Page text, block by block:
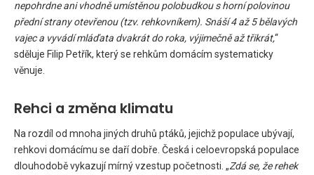
nepohrdne ani vhodně umístěnou polobudkou s horní polovinou
přední strany otevřenou (tzv. rehkovníkem). Snáší 4 až 5 bělavých
vajec a vyvádí mláďata dvakrát do roka, výjimečně až třikrát,“
sděluje Filip Petřík, který se rehkům domácím systematicky
věnuje.
Rehci a změna klimatu
Na rozdíl od mnoha jiných druhů ptáků, jejichž populace ubývají,
rehkovi domácímu se daří dobře. Česká i celoevropská populace
dlouhodobě vykazují mírný vzestup početnosti. „Zdá se, že rehek